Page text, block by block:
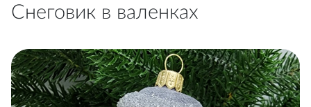
Снеговик в валенках